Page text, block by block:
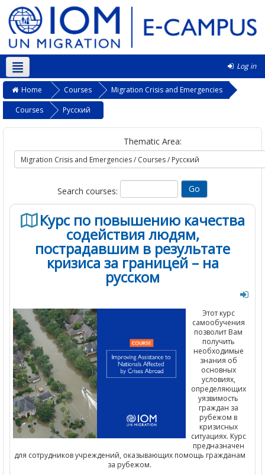
Log in
English ‎(en)‎
Home Courses
Migration Crisis and Emergencies
Courses
Pусский
Thematic Area:
Search courses:
Курс по повышению качества
содействия людям,
пострадавшим в результате
кризиса за границей – на
русском
Этот курс
самообучения
позволит Вам
получить
необходимые
знания об
основных
условиях,
определяющих
уязвимость
граждан за
рубежом в
кризисных
ситуациях. Курс
предназначен
для сотрудников учреждений, оказывающих помощь гражданам
за рубежом.